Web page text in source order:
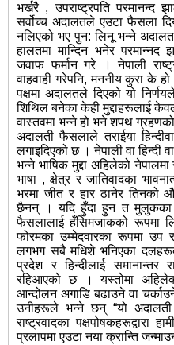
भर्खरै , उपराष्ट्रपति परमानन्द
सर्वोच्च अदालतले एउटा फैसला
नलिएको भए पुन: लिनू भन्ने
हालतमा मान्दिन भनेर
जवाफ फर्मान गरे । नेपाली
वाहवाही गरेपनि, मननीय कुरा के हो
पक्षमा अदालतले दिएको यो
शिथिल बनेका केही मुद्दाहरूलाई
वास्तवमा भन्ने हो भने शपथ
अदालती फैसलाले तराईया
लगाइदिएको छ । नेपाली वा
भन्ने भाषिक मुद्दा अहिलेको
भाषा , क्षेत्र र जातिवादका
भरमा जीत र हार ठानेर तिनको
छैनन् । यदि हुँदा हुन त मुलुकका
फैसलालाई हँसिमजाकको रूपमा
फोरमका उम्मेदवारका रूपमा उप
लगभग सबै मधिशे भनिएका
प्रदेश र हिन्दीलाई समानान्तर
रहिआएको छ । यस्तोमा
आन्दोलन अगाडि बढाउने वा
उनीहरूले भन्ने छन् “यो अदालती
राष्ट्रवादका पक्षपोषकहरूद्वारा
प्रलापमा एउटा नया क्रान्ति